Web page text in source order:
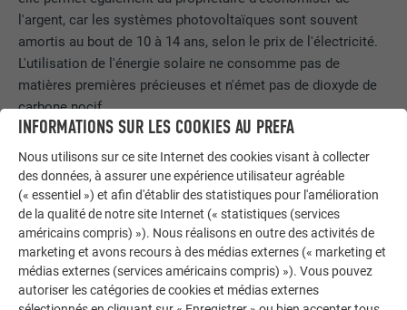
l'argent, car les systèmes photovoltaïques sont souvent
amortis au bout de 10 à 14 ans, selon le prix de l'électricité.
L'utilisation de l'énergie solaire ne consomme pas de
matières premières précieuses et n'émet pas de dioxyde de
carbone nocif.
l’électricité en respectant l’environnement. Contrairement à
d'autres centrales de production d'énergie durable, telles que
les centrales éoliennes ou les centrales hydroélectriques,
presque tout le monde peutproduire de l'électricité sur son
propre toit ou sur sa façade.La technologie solaire s’est
considérablement développée ces dernières années et
même les petites installations photovoltaïques peuvent
INFORMATIONS SUR LES COOKIES AU PREFA
Nous utilisons sur ce site Internet des cookies visant à collecter
des données, à assurer une expérience utilisateur agréable
(« essentiel ») et afin d'établir des statistiques pour l'amélioration
de la qualité de notre site Internet (« statistiques (services
américains compris) »). Nous réalisons en outre des activités de
marketing et avons recours à des médias externes (« marketing et
médias externes (services américains compris) »). Vous pouvez
autoriser les catégories de cookies et médias externes